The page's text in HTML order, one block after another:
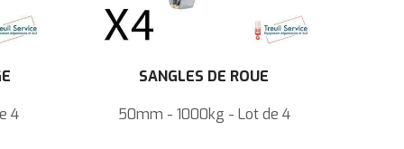
4
SANGLES DE ROUE
50mm - 1000kg - Lot de 4